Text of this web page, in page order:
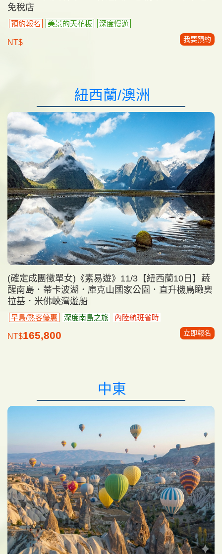
免稅店
預約報名 美景的天花板 深度慢遊
NT$ 我要預約
紐西蘭/澳洲
(確定成團徵單女)《素易遊》11/3【紐西蘭10日】蔬
醒南島．蒂卡波湖．庫克山國家公園．直升機鳥瞰奧
拉基．米佛峽灣遊船
早鳥/熟客優惠 深度南島之旅 內陸航班省時
NT$165,800 立即報名
中東